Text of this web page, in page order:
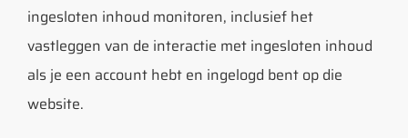
ingesloten inhoud monitoren, inclusief het
vastleggen van de interactie met ingesloten inhoud
als je een account hebt en ingelogd bent op die
website.